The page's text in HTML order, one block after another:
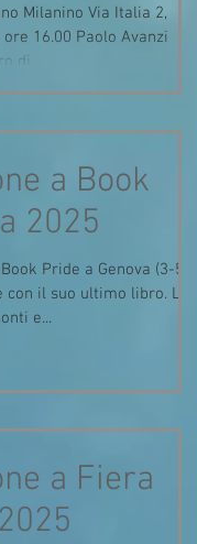
Milanino Via Italia 2,
16.00 Paolo Avanzi
di...
a Book
2025
Pride a Genova (3-5-
con il suo ultimo libro. La
e...
a Fiera